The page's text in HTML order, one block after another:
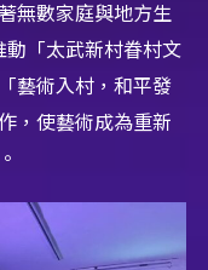
無數家庭與地方生
動「太武新村眷村文
藝術入村，和平發
，使藝術成為重新